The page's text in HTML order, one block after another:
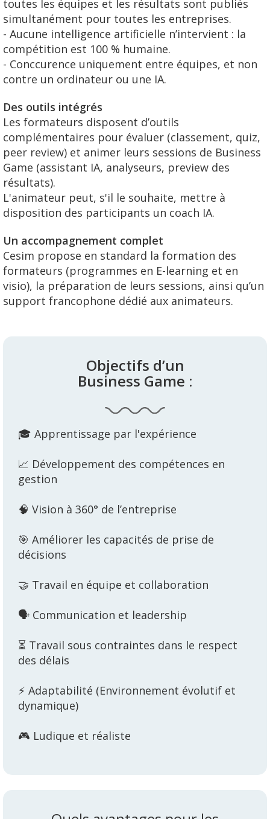
toutes les équipes et les résultats sont publiés
simultanément pour toutes les entreprises.
- Aucune intelligence artificielle n’intervient : la
compétition est 100 % humaine.
- Conccurence uniquement entre équipes, et non
contre un ordinateur ou une IA.
Des outils intégrés
Les formateurs disposent d’outils
complémentaires pour évaluer (classement, quiz,
peer review) et animer leurs sessions de Business
Game (assistant IA, analyseurs, preview des
résultats).
L'animateur peut, s'il le souhaite, mettre à
disposition des participants un coach IA.
Un accompagnement complet
Cesim propose en standard la formation des
formateurs (programmes en E-learning et en
visio), la préparation de leurs sessions, ainsi qu’un
support francophone dédié aux animateurs.
Objectifs d’un
Business Game :
🎓 Apprentissage par l'expérience
📈 Développement des compétences en
gestion
🧠 Vision à 360° de l’entreprise
🎯 Améliorer les capacités de prise de
décisions
🤝 Travail en équipe et collaboration
🗣️ Communication et leadership
⏳ Travail sous contraintes dans le respect
des délais
⚡ Adaptabilité (Environnement évolutif et
dynamique)
🎮 Ludique et réaliste